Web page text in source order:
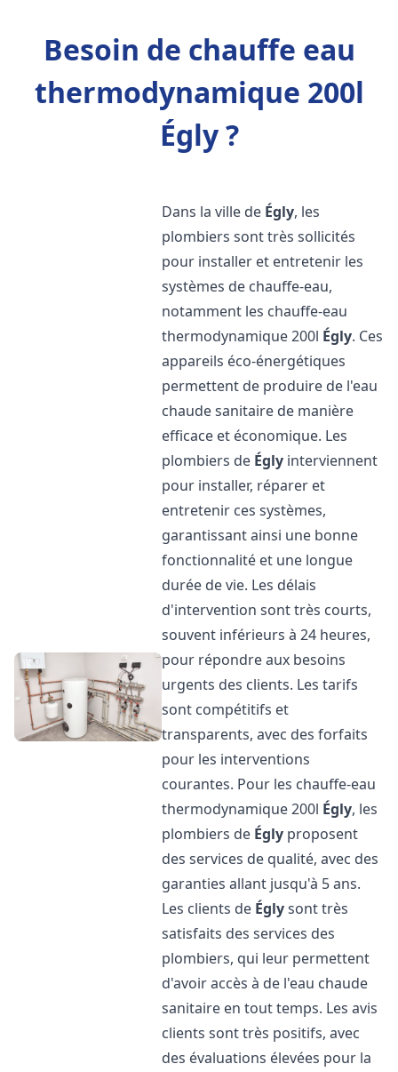
Besoin de chauffe eau
thermodynamique 200l
Égly ?
Dans la ville de Égly, les
plombiers sont très sollicités
pour installer et entretenir les
systèmes de chauffe-eau,
notamment les chauffe-eau
thermodynamique 200l Égly. Ces
appareils éco-énergétiques
permettent de produire de l'eau
chaude sanitaire de manière
efficace et économique. Les
plombiers de Égly interviennent
pour installer, réparer et
entretenir ces systèmes,
garantissant ainsi une bonne
fonctionnalité et une longue
durée de vie. Les délais
d'intervention sont très courts,
souvent inférieurs à 24 heures,
pour répondre aux besoins
urgents des clients. Les tarifs
sont compétitifs et
transparents, avec des forfaits
pour les interventions
courantes. Pour les chauffe-eau
thermodynamique 200l Égly, les
plombiers de Égly proposent
des services de qualité, avec des
garanties allant jusqu'à 5 ans.
Les clients de Églysont très
satisfaits des services des
plombiers, qui leur permettent
d'avoir accès à de l'eau chaude
sanitaire en tout temps. Les avis
clients sont très positifs, avec
des évaluations élevées pour la